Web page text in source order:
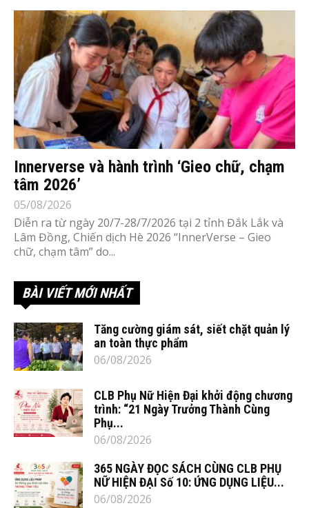
Innerverse và hành trình ‘Gieo chữ, chạm
tâm 2026’
05/08/2026
Diễn ra từ ngày 20/7-28/7/2026 tại 2 tỉnh Đắk Lắk và
Lâm Đồng, Chiến dịch Hè 2026 “InnerVerse – Gieo
chữ, chạm tâm” do...
BÀI VIẾT MỚI NHẤT
Tăng cường giám sát, siết chặt quản lý
an toàn thực phẩm
06/08/2026
CLB Phụ Nữ Hiện Đại khởi động chương
trình: “21 Ngày Trưởng Thành Cùng
Phụ...
06/08/2026
365 NGÀY ĐỌC SÁCH CÙNG CLB PHỤ
NỮ HIỆN ĐẠI Số 10: ỨNG DỤNG LIỆU...
06/08/2026